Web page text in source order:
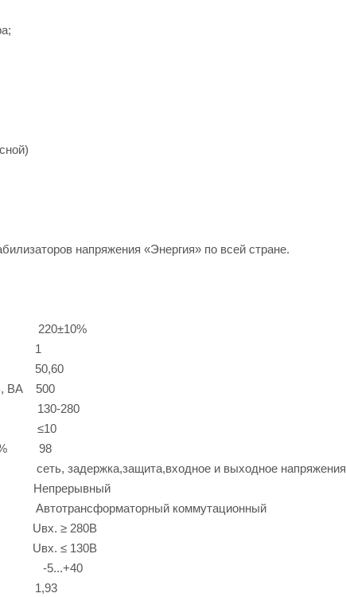
напряжения «Энергия» по всей стране.
220±10%
1
50,60
ВА 500
В 130-280
≤10
% 98
и выходное напряжения
коммутационный
Uвх. ≥ 280В
Uвх. ≤ 130В
-5...+40